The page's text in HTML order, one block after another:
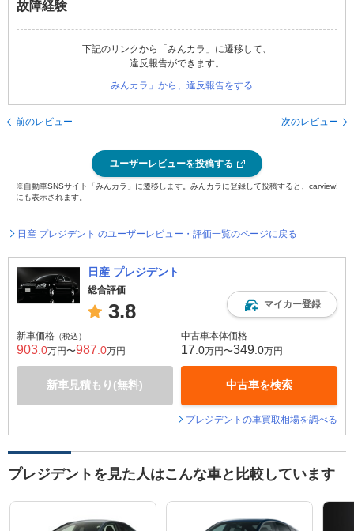
故障経験
下記のリンクから「みんカラ」に遷移して、
違反報告ができます。
「みんカラ」から、違反報告をする
前のレビュー 次のレビュー
ユーザーレビューを投稿する
※自動車SNSサイト「みんカラ」に遷移します。みんカラに登録して投稿すると、carview!
にも表示されます。
日産 プレジデント のユーザーレビュー・評価一覧のページに戻る
日産 プレジデント
総合評価
3.8 マイカー登録
新車価格 （税込）
903 .0万円〜987 .0万円
新車見積もり(無料)
中古車本体価格
17 .0万円〜349 .0万円
中古車を検索
プレジデントの車買取相場を調べる
プレジデントを見た人はこんな車と比較しています